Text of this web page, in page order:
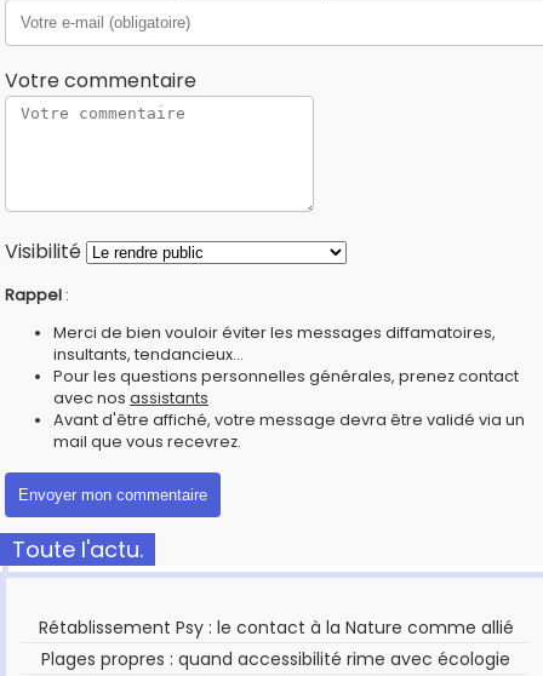
Votre commentaire
Visibilité
Rappel :
Merci de bien vouloir éviter les messages diffamatoires,
insultants, tendancieux...
Pour les questions personnelles générales, prenez contact
avec nos assistants
Avant d'être affiché, votre message devra être validé via un
mail que vous recevrez.
Toute l'actu.
Rétablissement Psy : le contact à la Nature comme allié
Plages propres : quand accessibilité rime avec écologie